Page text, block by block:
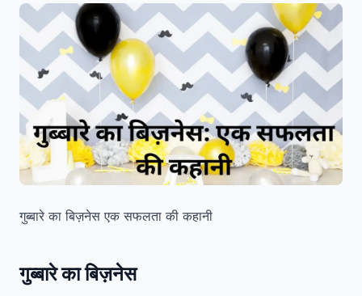
गुब्बारे का बिज़नेस एक सफलता की कहानी
गुब्बारे का बिज़नेस